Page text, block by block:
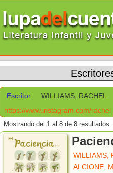
Escritor:
WILLIAMS, RACHEL
https://www.instagram.com/
Mostrando del 1 al 8 de 8 resultados.
WILLIAMS,
ALCIONE,